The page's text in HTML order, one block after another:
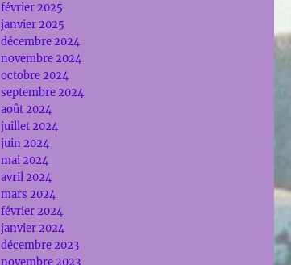
février 2025
janvier 2025
décembre 2024
novembre 2024
octobre 2024
septembre 2024
août 2024
juillet 2024
juin 2024
mai 2024
avril 2024
mars 2024
février 2024
janvier 2024
décembre 2023
novembre 2023